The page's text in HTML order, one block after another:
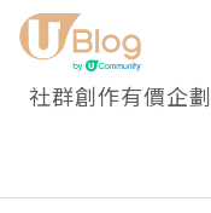
社群創作有價企劃